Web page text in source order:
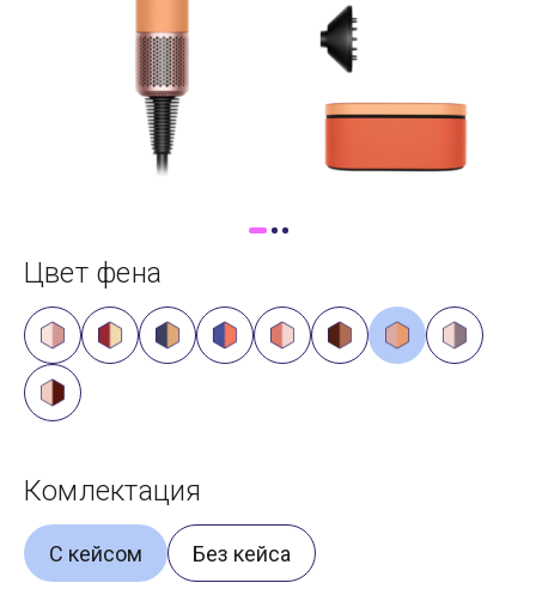
Самовывоз
Trade-In
Цвет фена
Комлектация
С кейсом Без кейса